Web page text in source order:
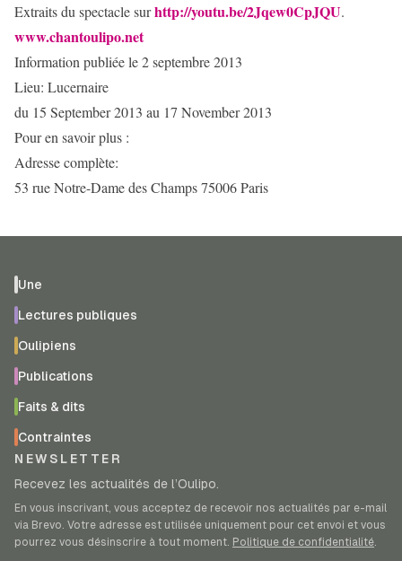
Extraits du spectacle surhttp://youtu.be/2Jqew0CpJQU.
www.chantoulipo.net
Information publiée le 2 septembre 2013
Lieu: Lucernaire
du 15 September 2013 au 17 November 2013
Pour en savoir plus :
Adresse complète:
53 rue Notre-Dame des Champs 75006 Paris
Une
Lectures publiques
Oulipiens
Publications
Faits & dits
Contraintes
NEWSLETTER
Recevez les actualités de l’Oulipo.
En vous inscrivant, vous acceptez de recevoir nos actualités par e-mail
via Brevo. Votre adresse est utilisée uniquement pour cet envoi et vous
pourrez vous désinscrire à tout moment. Politique de confidentialité.